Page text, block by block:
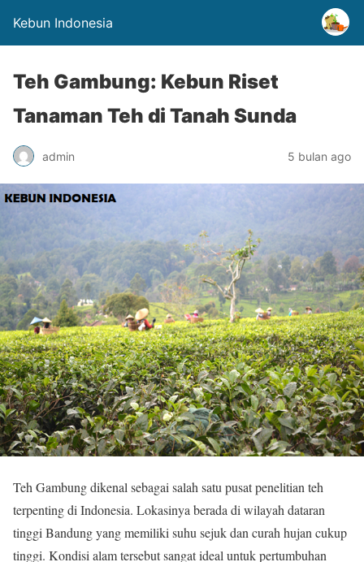
Kebun Indonesia
Teh Gambung: Kebun Riset
Tanaman Teh di Tanah Sunda
admin 5 bulan ago
Teh Gambung dikenal sebagai salah satu pusat penelitian teh
terpenting di Indonesia. Lokasinya berada di wilayah dataran
tinggi Bandungyang memiliki suhu sejuk dan curah hujan cukup
tinggi. Kondisi alam tersebut sangat ideal untuk pertumbuhan